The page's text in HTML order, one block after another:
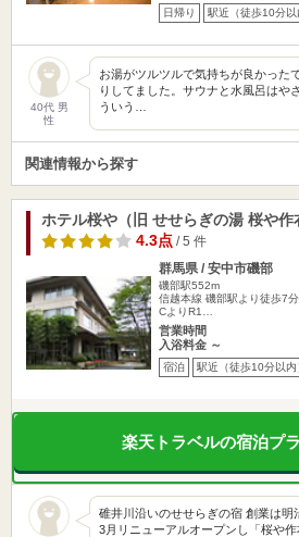
日帰り 駅近（徒歩10分以
40代 男
性
お湯がツルツルで気持ちが良かった
りしてました。サウナと水風呂はや
ういう…
関連情報から探す
ホテル桜や（旧 せせらぎの湯 桜や作
4.3点/ 5 件
群馬県 / 安中市磯部
磯部駅552m
信越本線 磯部駅より徒歩7
CよりR1…
営業時間
入浴料金 ～
宿泊 駅近（徒歩10分以内
楽天トラベルの宿泊プ
碓井川沿いのせせらぎの宿 創業は明
3月リニューアルオープンし「桜や